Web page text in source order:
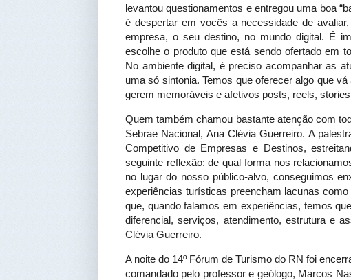
levantou questionamentos e entregou uma boa
é despertar em vocês a necessidade de
empresa, o seu destino, no mundo digital. É
escolhe o produto que está sendo ofertado em
No ambiente digital, é preciso acompanhar as
uma só sintonia. Temos que oferecer algo que
gerem memoráveis e afetivos posts, reels,
Quem também chamou bastante atenção com
Sebrae Nacional, Ana Clévia Guerreiro. A
Competitivo de Empresas e Destinos,
seguinte reflexão: de qual forma nos
no lugar do nosso público-alvo, conseguimos
experiências turísticas preencham lacunas
que, quando falamos em experiências, temos
diferencial, serviços, atendimento, estrutura e
Clévia Guerreiro.
A noite do 14º Fórum de Turismo do RN foi
comandado pelo professor e geólogo, Marcos